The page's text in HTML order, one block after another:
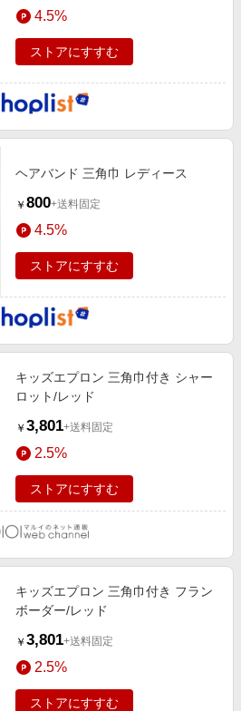
4.5%
ストアにすすむ
ヘアバンド 三角巾 レディース
￥ 800+送料固定
4.5%
ストアにすすむ
キッズエプロン 三角巾付き シャー
ロット/レッド
￥ 3,801+送料固定
2.5%
ストアにすすむ
キッズエプロン 三角巾付き フラン
ボーダー/レッド
￥ 3,801+送料固定
2.5%
ストアにすすむ